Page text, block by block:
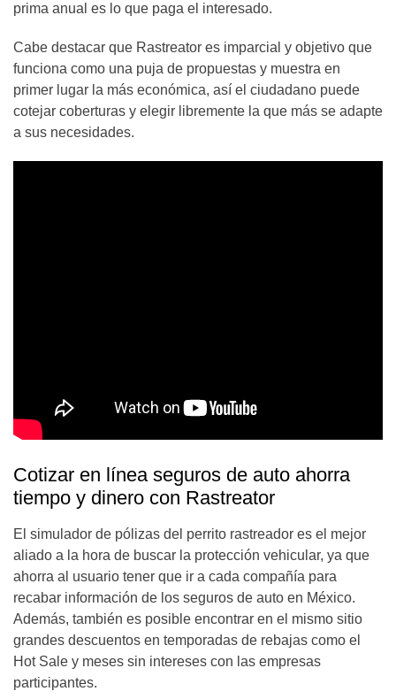
prima anual es lo que paga el interesado.
Cabe destacar que Rastreator es imparcial y objetivo que
funciona como una puja de propuestas y muestra en
primer lugar la más económica, así el ciudadano puede
cotejar coberturas y elegir libremente la que más se adapte
a sus necesidades.
Cotizar en línea seguros de auto ahorra
tiempo y dinero con Rastreator
El simulador de pólizas del perrito rastreador es el mejor
aliado a la hora de buscar la protección vehicular, ya que
ahorra al usuario tener que ir a cada compañía para
recabar información de los seguros de auto en México.
Además, también es posible encontrar en el mismo sitio
grandes descuentos en temporadas de rebajas como el
Hot Sale y meses sin intereses con las empresas
participantes.